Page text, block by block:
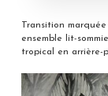
Transition
ensemble lit-
tropical en arrière-